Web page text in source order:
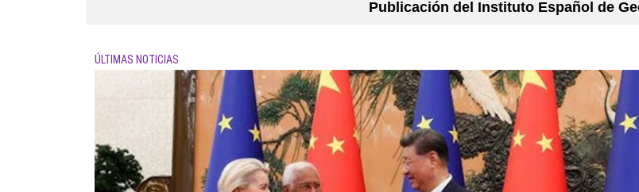
Publicación del Instituto Español de
ÚLTIMAS NOTICIAS